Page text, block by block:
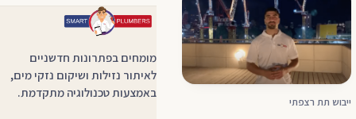
ייבוש תת רצפתי
מומחים בפתרונות חדשניים
לאיתור נזילות ושיקום נזקי מים,
באמצעות טכנולוגיה מתקדמת.